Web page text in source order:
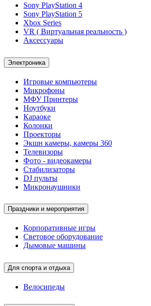
Sony PlayStation 4
Sony PlayStation 5
Xbox Series
VR ( Виртуальная реальность )
Аксессуары
Электроника
Игровые компьютеры
Микрофоны
МФУ Принтеры
Ноутбуки
Караоке
Колонки
Проекторы
Экшн камеры, камеры 360
Телевизоры
Фото - видеокамеры
Стабилизаторы
DJ пульты
Микронаушники
Праздники и мероприятия
Корпоративные игры
Световое оборудование
Дымовые машины
Для спорта и отдыха
Велосипеды